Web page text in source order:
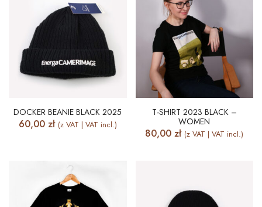
DOCKER BEANIE BLACK 2025
60,00 zł (z VAT | VAT incl.)
T-SHIRT 2023 BLACK –
WOMEN
80,00zł (z VAT | VAT incl.)